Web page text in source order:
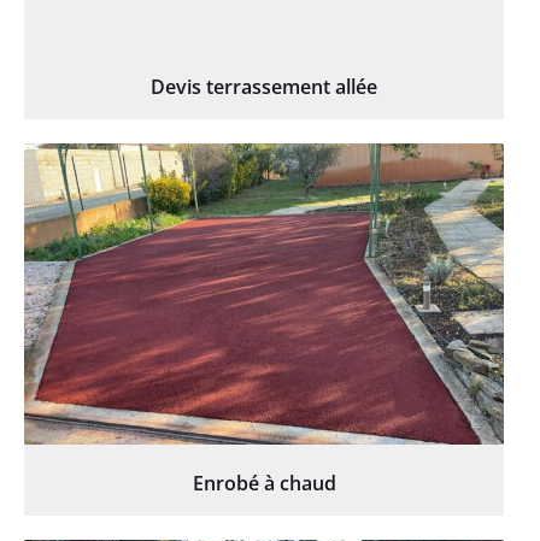
Devis terrassement allée
Enrobé à chaud